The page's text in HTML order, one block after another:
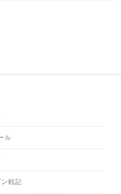
ル
戦記